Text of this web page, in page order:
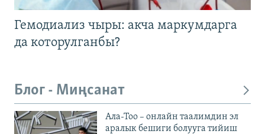
Гемодиализ чыры: акча маркумдарга
да которулганбы?
Блог - Миңсанат
Ала-Тоо – онлайн таалимдин эл
аралык бешиги болууга тийиш